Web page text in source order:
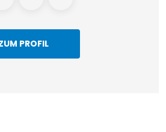
PROFIL